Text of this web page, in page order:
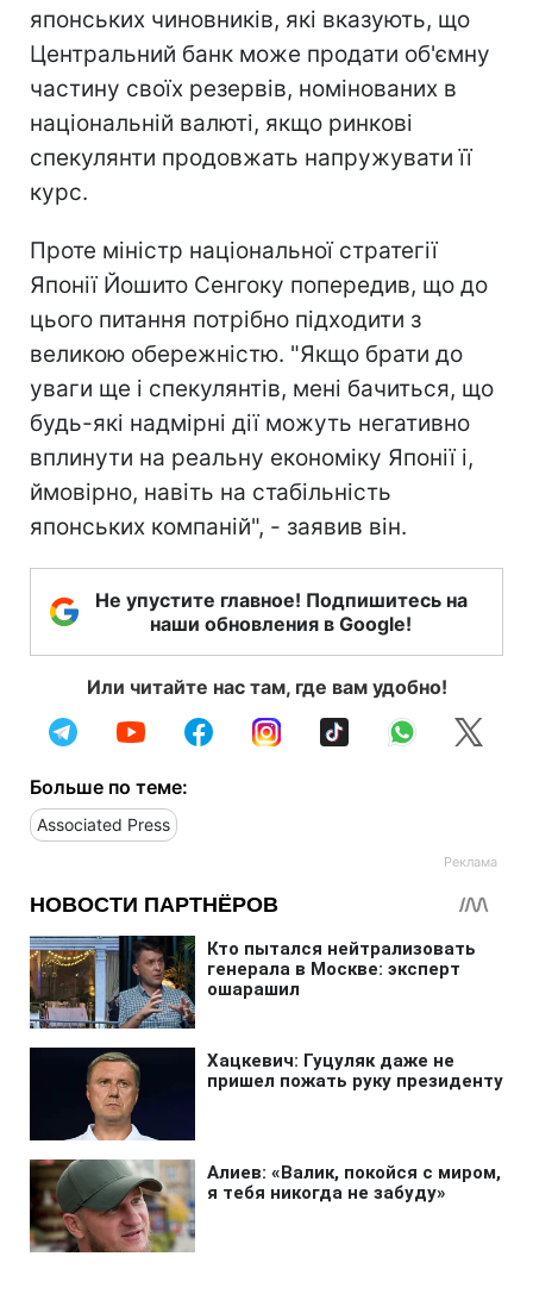
японських чиновників, які вказують, що
Центральний банк може продати об'ємну
частину своїх резервів, номінованих в
національній валюті, якщо ринкові
спекулянти продовжать напружувати її
курс.
Проте міністр національної стратегії
Японії Йошито Сенгоку попередив, що до
цього питання потрібно підходити з
великою обережністю. "Якщо брати до
уваги ще і спекулянтів, мені бачиться, що
будь-які надмірні дії можуть негативно
вплинути на реальну економіку Японії і,
ймовірно, навіть на стабільність
японських компаній", - заявив він.
Не упустите главное! Подпишитесь на
наши обновления в Google!
Или читайте нас там, где вам удобно!
Больше по теме:
Associated Press